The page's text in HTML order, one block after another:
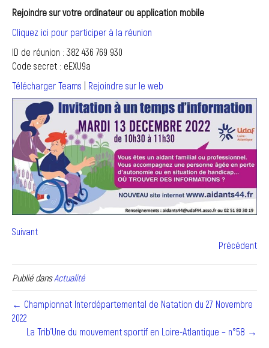
Rejoindre sur votre ordinateur ou application mobile
Cliquez ici pour participer à la réunion
ID de réunion : 382 436 769 930
Code secret : eEXU9a
Télécharger Teams | Rejoindre sur le web
Suivant
Précédent
Publié dansActualité
← Championnat Interdépartemental de Natation du 27 Novembre
2022
La Trib’Une du mouvement sportif en Loire-Atlantique – n°58 →